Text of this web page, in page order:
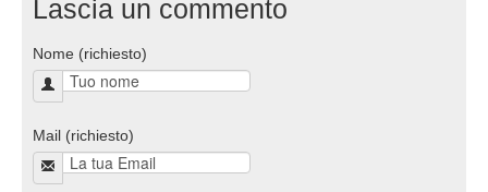
Lascia un commento
Nome (richiesto)
Mail (richiesto)